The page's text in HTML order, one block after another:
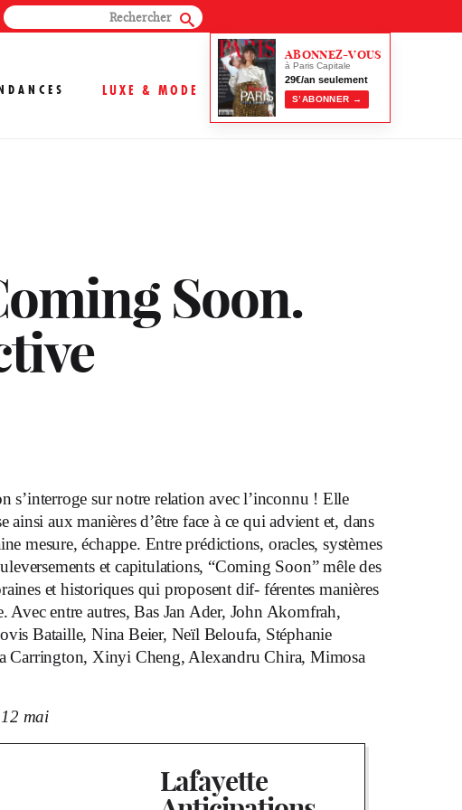
LUXE & MODE
ABONNEZ-VOUS
à Paris Capitale
29€/an seulement
S’ABONNER →
Soon.
s’interroge sur notre relation avec l’inconnu ! Elle
ainsi aux manières d’être face à ce qui advient et, dans
mesure, échappe. Entre prédictions, oracles, systèmes
et capitulations, “Coming Soon” mêle des
et historiques qui proposent dif- férentes manières
Avec entre autres, Bas Jan Ader, John Akomfrah,
Bataille, Nina Beier, Neïl Beloufa, Stéphanie
Carrington, Xinyi Cheng, Alexandru Chira, Mimosa
mai
Lafayette